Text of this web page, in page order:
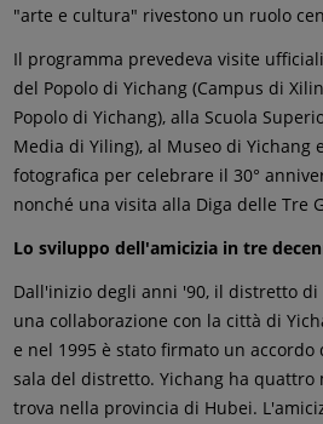
"arte e cultura" rivestono un ruolo
Il programma prevedeva visite
del Popolo di Yichang (Campus di
Popolo di Yichang), alla Scuola
Media di Yiling), al Museo di Yichang
fotografica per celebrare il 30°
nonché una visita alla Diga delle Tre
Lo sviluppo dell'amicizia in tre
Dall'inizio degli anni '90, il distretto
una collaborazione con la città di
e nel 1995 è stato firmato un
sala del distretto. Yichang ha
trova nella provincia di Hubei.